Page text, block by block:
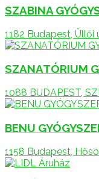
SZABINA
1182 Budapest, Üllői
SZANATÓRIUM
1088 BUDAPEST,
BENU
1158 Budapest,